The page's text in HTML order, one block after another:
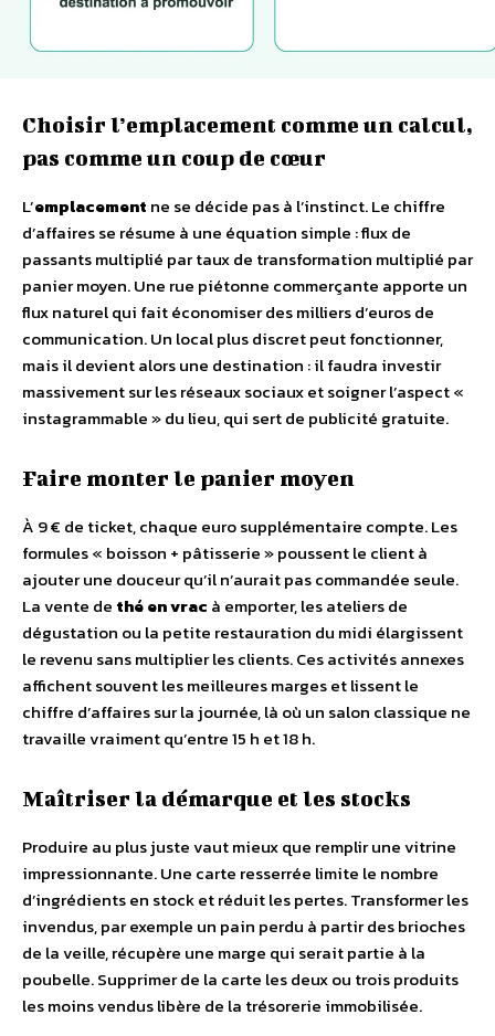
Choisir l’emplacement comme un calcul,
pas comme un coup de cœur
L’emplacement ne se décide pas à l’instinct. Le chiffre
d’affaires se résume à une équation simple : flux de
passants multiplié par taux de transformation multiplié par
panier moyen. Une rue piétonne commerçante apporte un
flux naturel qui fait économiser des milliers d’euros de
communication. Un local plus discret peut fonctionner,
mais il devient alors une destination : il faudra investir
massivement sur les réseaux sociaux et soigner l’aspect «
instagrammable » du lieu, qui sert de publicité gratuite.
Faire monter le panier moyen
À 9 € de ticket, chaque euro supplémentaire compte. Les
formules « boisson + pâtisserie » poussent le client à
ajouter une douceur qu’il n’aurait pas commandée seule.
La vente de thé en vrac à emporter, les ateliers de
dégustation ou la petite restauration du midi élargissent
le revenu sans multiplier les clients. Ces activités annexes
affichent souvent les meilleures marges et lissent le
chiffre d’affaires sur la journée, là où un salon classique ne
travaille vraiment qu’entre 15 h et 18 h.
Maîtriser la démarque et les stocks
Produire au plus juste vaut mieux que remplir une vitrine
impressionnante. Une carte resserrée limite le nombre
d’ingrédients en stock et réduit les pertes. Transformer les
invendus, par exemple un pain perdu à partir des brioches
de la veille, récupère une marge qui serait partie à la
poubelle. Supprimer de la carte les deux ou trois produits
les moins vendus libère de la trésorerie immobilisée.